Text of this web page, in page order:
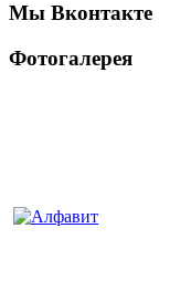
Мы Вконтакте
Фотогалерея